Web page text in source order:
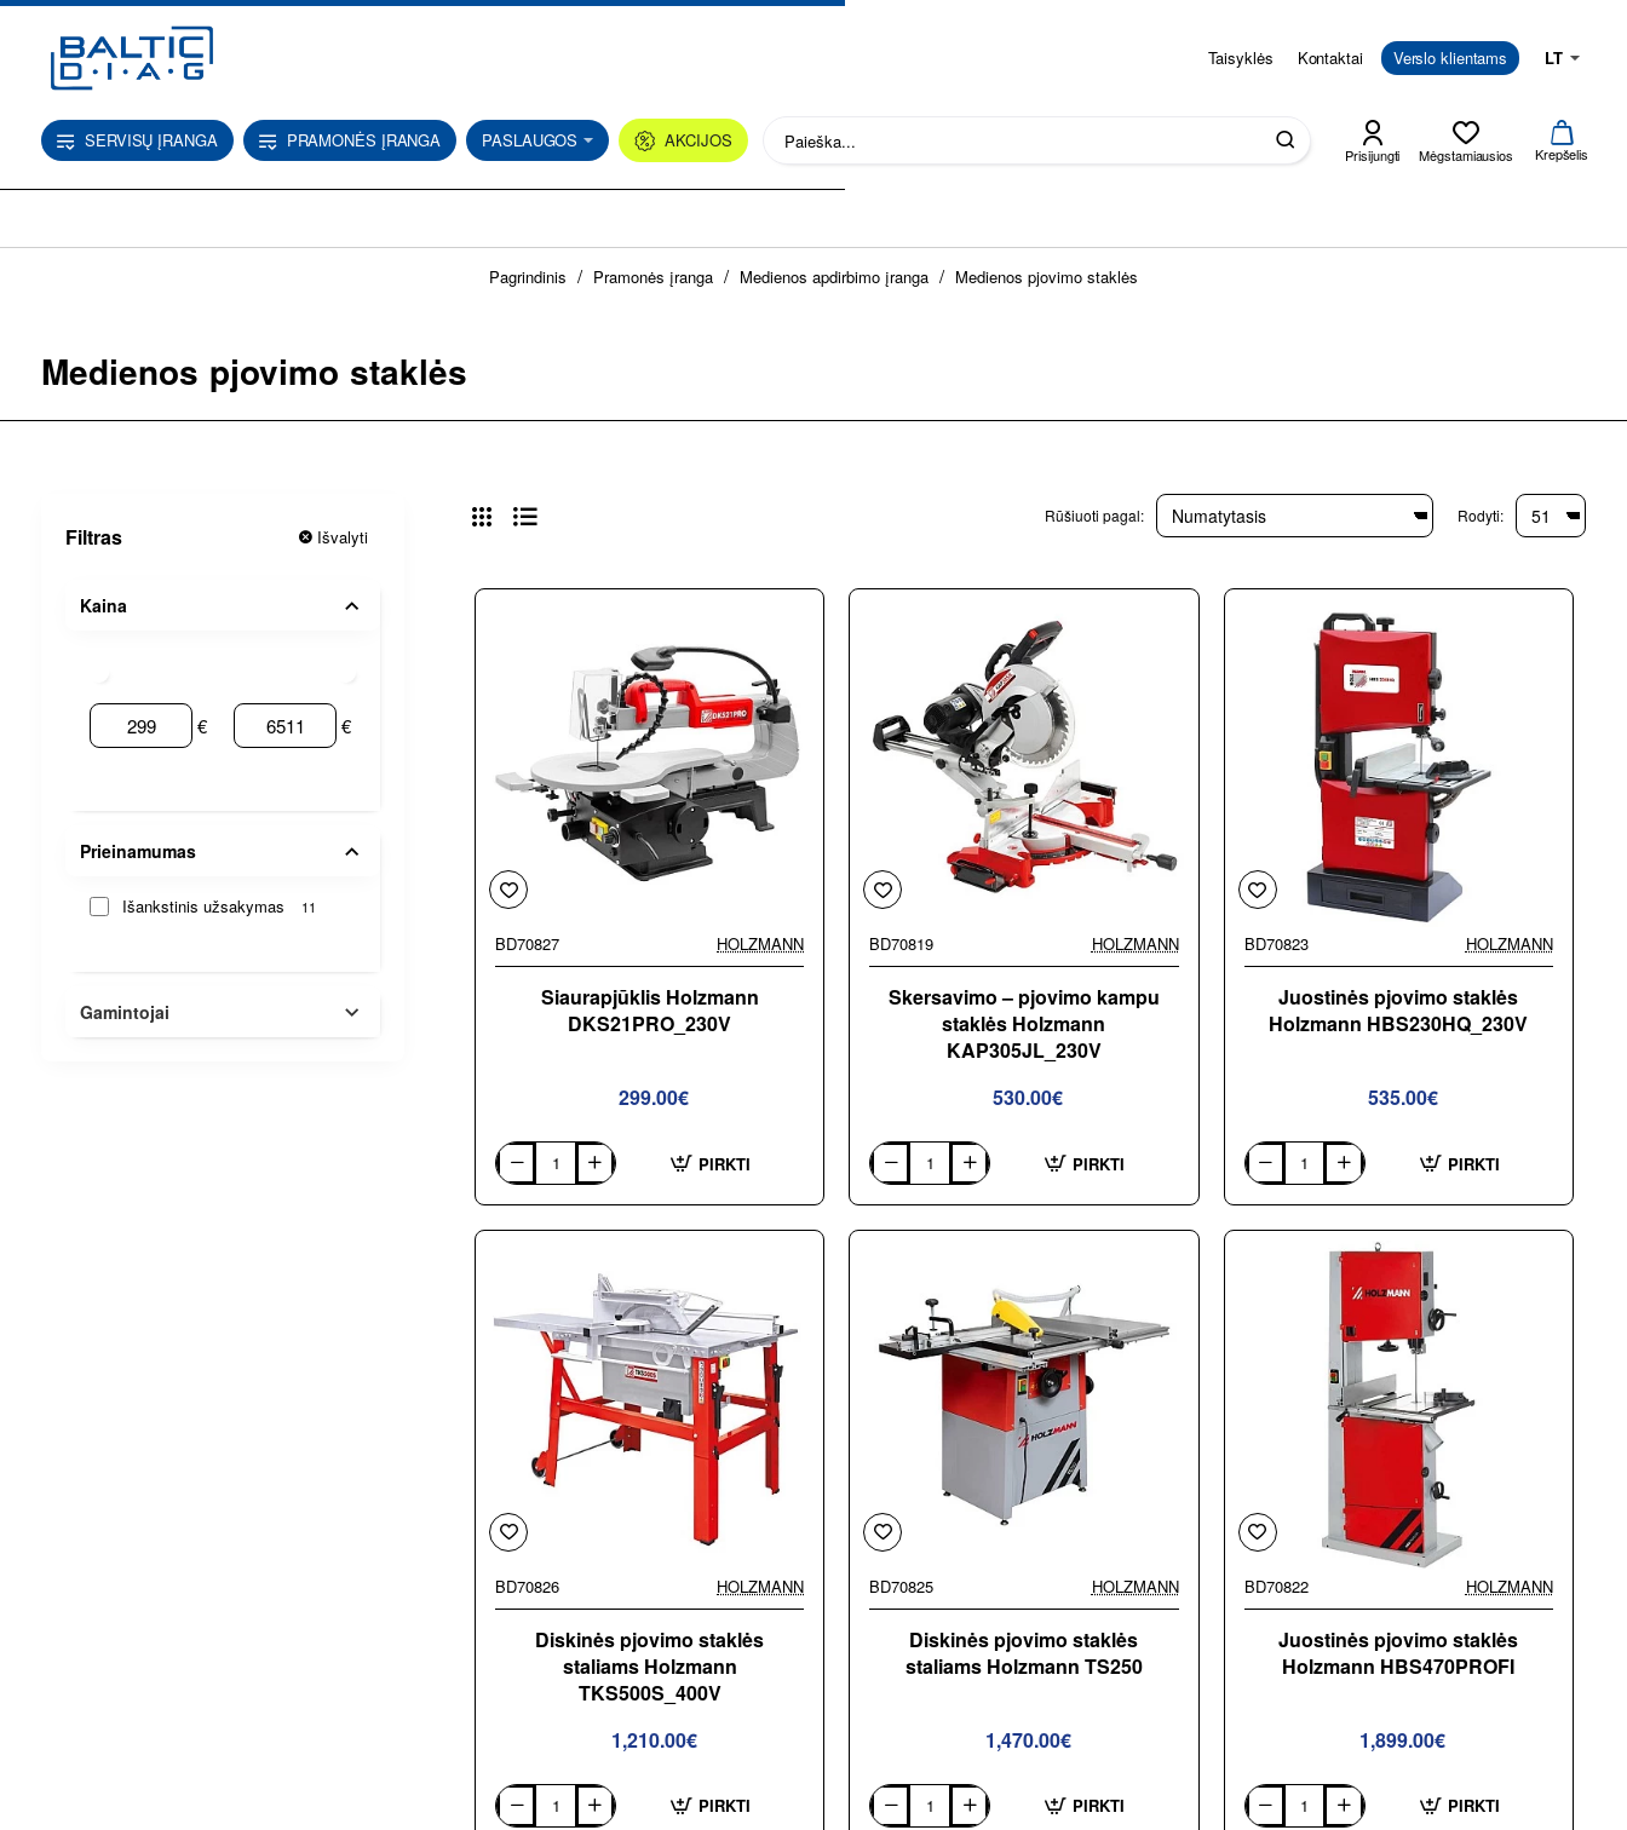
Taisyklės Kontaktai Verslo klientams LT
SERVISŲ ĮRANGA PRAMONĖS ĮRANGA PASLAUGOS AKCIJOS Paieška... Prisijungti Mėgstamiausios Krepšelis
Medienos pjovimo staklės
Pagrindinis Pramonės įranga Medienos apdirbimo įranga Medienos pjovimo staklės
Filtras Išvalyti
Kaina
€ €
Prieinamumas
Išankstinis užsakymas 11
Gamintojai
Rūšiuoti pagal: Rodyti:
BD70827 HOLZMANN
Siaurapjūklis Holzmann
DKS21PRO_230V
299.00€
Siaurapjūklis
Holzmann
DKS21PRO_230V
PIRKTI
BD70819 HOLZMANN
Skersavimo – pjovimo kampu
staklės Holzmann
KAP305JL_230V
530.00€
Skersavimo
pjovimo
kampu
PIRKTI
BD70823 HOLZMANN
Juostinės pjovimo staklės
Holzmann HBS230HQ_230V
535.00€
Juostinės
pjovimo
staklės
Holzmann
HBS230HQ_230V
PIRKTI
BD70826 HOLZMANN
Diskinės pjovimo staklės
staliams Holzmann
TKS500S_400V
1,210.00€
Diskinės
PIRKTI
BD70825 HOLZMANN
Diskinės pjovimo staklės
staliams Holzmann TS250
1,470.00€
Diskinės
PIRKTI
BD70822 HOLZMANN
Juostinės pjovimo staklės
Holzmann HBS470PROFI
1,899.00€
Juostinės
PIRKTI